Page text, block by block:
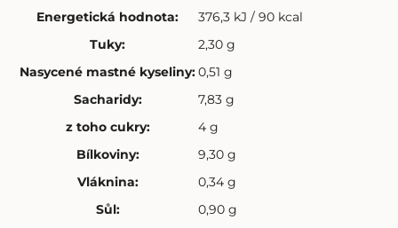
Energetická hodnota:
376,3 kJ / 90 kcal
Tuky:
2,30 g
Nasycené mastné kyseliny:0,51 g
Sacharidy:
7,83 g
z toho cukry:
4 g
Bílkoviny:
9,30 g
Vláknina:
0,34 g
Sůl: 0,90 g